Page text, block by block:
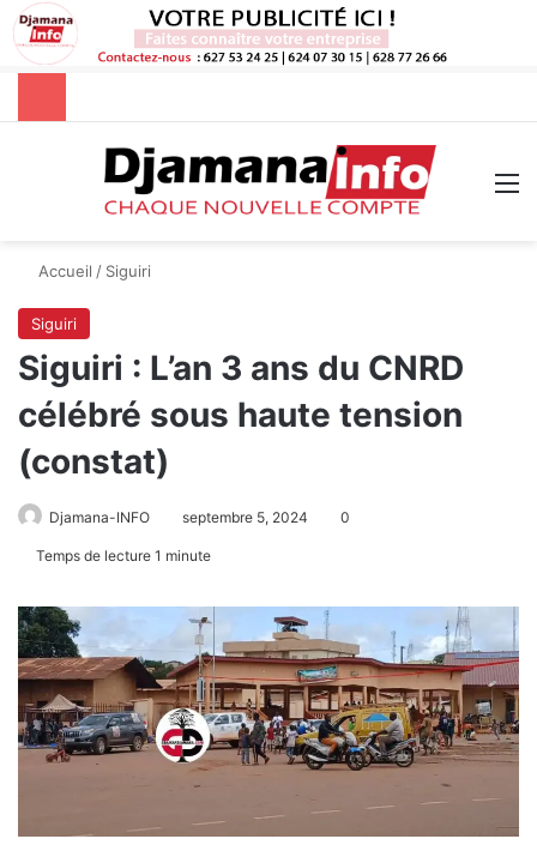
Rechercher
Accueil / Siguiri
Siguiri
Siguiri : L’an 3 ans du CNRD
célébré sous haute tension
(constat)
Djamana-INFO septembre 5, 2024 0
Temps de lecture 1 minute